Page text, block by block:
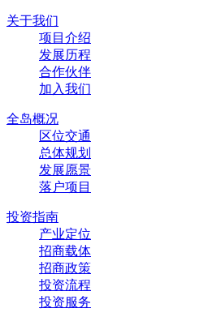
关于我们
项目介绍
发展历程
合作伙伴
加入我们
全岛概况
区位交通
总体规划
发展愿景
落户项目
投资指南
产业定位
招商载体
招商政策
投资流程
投资服务